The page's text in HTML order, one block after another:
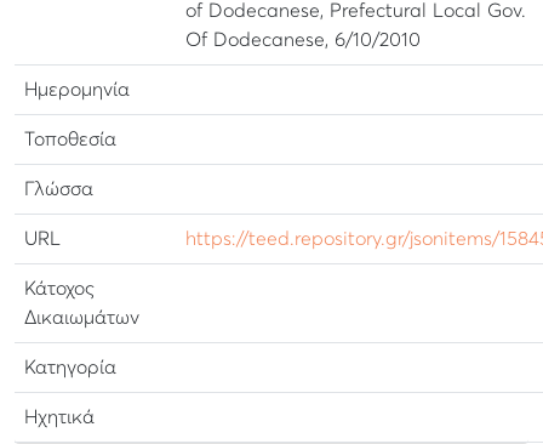
of Dodecanese, Prefectural Local Gov.
Of Dodecanese, 6/10/2010
Ημερομηνία
Τοποθεσία
Γλώσσα
URL https://teed.repository.gr/jsonitems/
Κάτοχος
Δικαιωμάτων
Κατηγορία
Ηχητικά